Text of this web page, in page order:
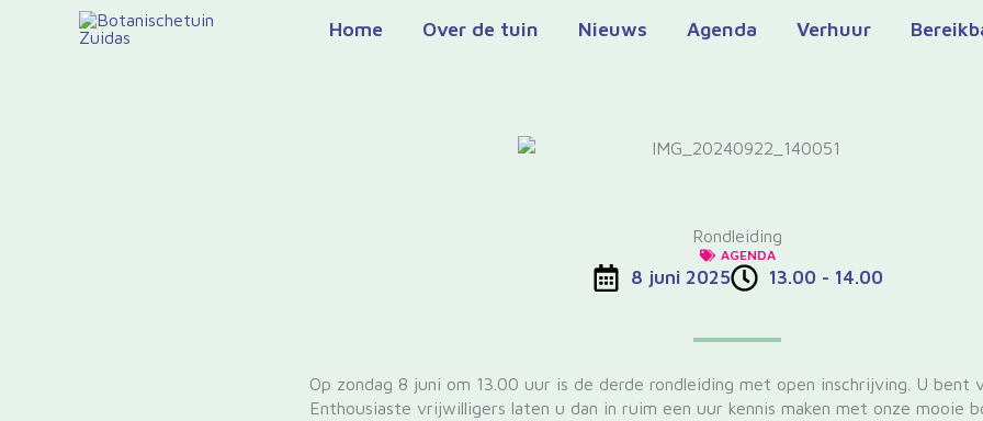
Home Over de tuin Nieuws Agenda Verhuur
Rondleiding
AGENDA
8 juni 2025 13.00 - 14.00
Op zondag 8 juni om 13.00 uur is de derde rondleiding met open inschrijving. U bent
Enthousiaste vrijwilligers laten u dan in ruim een uur kennis maken met onze mooie